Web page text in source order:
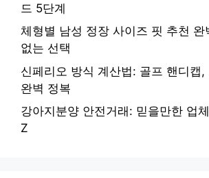
드 5단계
체형별 남성 정장 사이즈 핏 추천 완
없는 선택
신페리오 방식 계산법: 골프 핸디캡,
완벽 정복
강아지분양 안전거래: 믿을만한 업
Z